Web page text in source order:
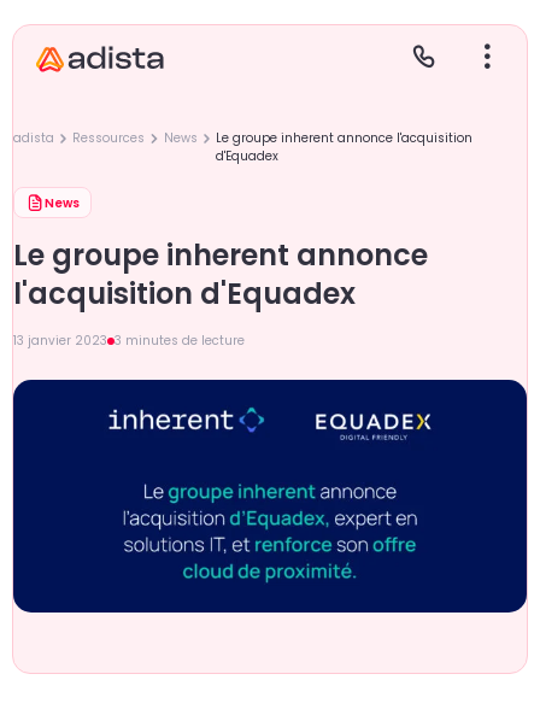
adista Ressources News
Le groupe inherent annonce l'acquisition
d'Equadex
News
Le groupe inherent annonce
l'acquisition d'Equadex
13 janvier 2023 3 minutes de lecture